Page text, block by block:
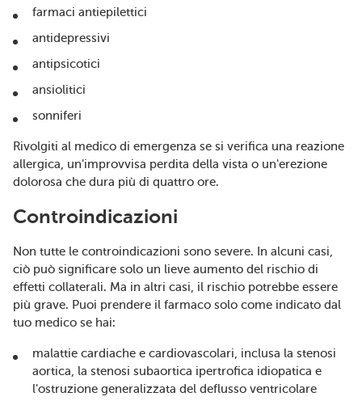
farmaci antiepilettici
antidepressivi
antipsicotici
ansiolitici
sonniferi
Rivolgiti al medico di emergenza se si verifica una reazione
allergica, un'improvvisa perdita della vista o un'erezione
dolorosa che dura più di quattro ore.
Controindicazioni
Non tutte le controindicazioni sono severe. In alcuni casi,
ciò può significare solo un lieve aumento del rischio di
effetti collaterali. Ma in altri casi, il rischio potrebbe essere
più grave. Puoi prendere il farmaco solo come indicato dal
tuo medico se hai:
malattie cardiache e cardiovascolari, inclusa la stenosi
aortica, la stenosi subaortica ipertrofica idiopatica e
l'ostruzione generalizzata del deflusso ventricolare